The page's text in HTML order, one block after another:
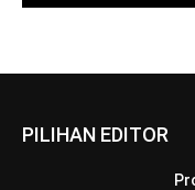
PILIHAN EDITOR